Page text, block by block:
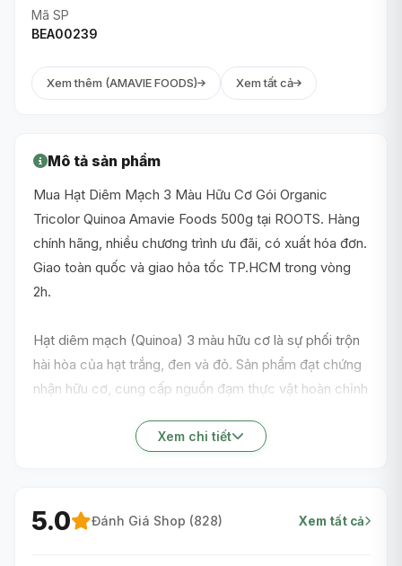
Mã SP
BEA00239
Xem thêm (AMAVIE FOODS) Xem tất cả
Mô tả sản phẩm
Mua Hạt Diêm Mạch 3 Màu Hữu Cơ Gói Organic
Tricolor Quinoa Amavie Foods 500g tại ROOTS. Hàng
chính hãng, nhiều chương trình ưu đãi, có xuất hóa đơn.
Giao toàn quốc và giao hỏa tốc TP.HCM trong vòng
2h.
Hạt diêm mạch (Quinoa) 3 màu hữu cơ là sự phối trộn
hài hòa của hạt trắng, đen và đỏ. Sản phẩm đạt chứng
nhận hữu cơ, cung cấp nguồn đạm thực vật hoàn chỉnh
ngọt bùi nhẹ nhàng của Quinoa mang lại trải nghiệm
Xem chi tiết
5.0 Đánh Giá Shop (828) Xem tất cả